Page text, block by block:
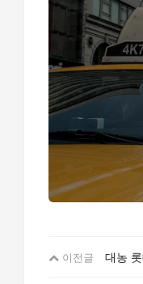
이전글 대농